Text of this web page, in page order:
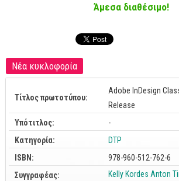
Ασφάλεια
Photoshop
After Effects
Acrobat
Άμεσα διαθέσιμο!
Νέα κυκλοφορία
Τίτλος πρωτοτύπου:
Adobe InDesign
Release
Υπότιτλος:
-
Κατηγορία:
DTP
ISBN:
978-960-512-762-6
Συγγραφέας:
Kelly Kordes Anton